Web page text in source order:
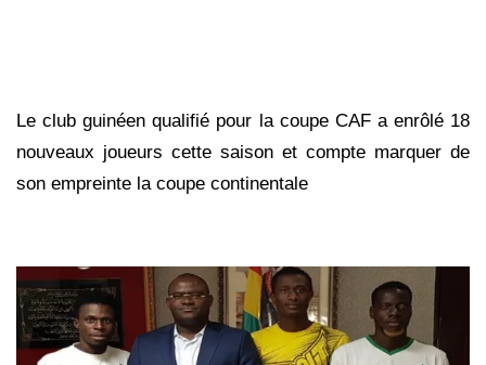
Le club guinéen qualifié pour la coupe CAF a enrôlé 18
nouveaux joueurs cette saison et compte marquer de
son empreinte la coupe continentale